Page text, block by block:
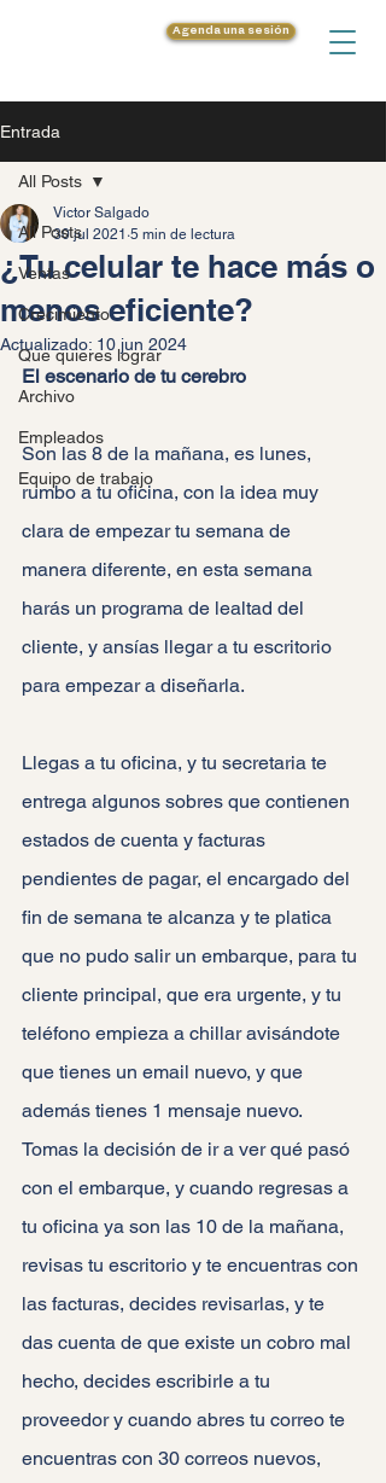
Agenda una sesión
Entrada
All Posts
Ventas
Crecimiento
Que quieres lograr
Archivo
Empleados
Equipo de trabajo
All Posts
¿Tu celular te hace más o
menos eficiente?
Victor Salgado
30 jul 2021 5 min de lectura
Actualizado: 10 jun 2024
El escenario de tu cerebro
Son las 8 de la mañana, es lunes,
rumbo a tu oficina, con la idea muy
clara de empezar tu semana de
manera diferente, en esta semana
harás un programa de lealtad del
cliente, y ansías llegar a tu escritorio
para empezar a diseñarla.
Llegas a tu oficina, y tu secretaria te
entrega algunos sobres que contienen
estados de cuenta y facturas
pendientes de pagar, el encargado del
fin de semana te alcanza y te platica
que no pudo salir un embarque, para tu
cliente principal, que era urgente, y tu
teléfono empieza a chillar avisándote
que tienes un email nuevo, y que
además tienes 1 mensaje nuevo.
Tomas la decisión de ir a ver qué pasó
con el embarque, y cuando regresas a
tu oficina ya son las 10 de la mañana,
revisas tu escritorio y te encuentras con
las facturas, decides revisarlas, y te
das cuenta de que existe un cobro mal
hecho, decides escribirle a tu
proveedor y cuando abres tu correo te
encuentras con 30 correos nuevos,